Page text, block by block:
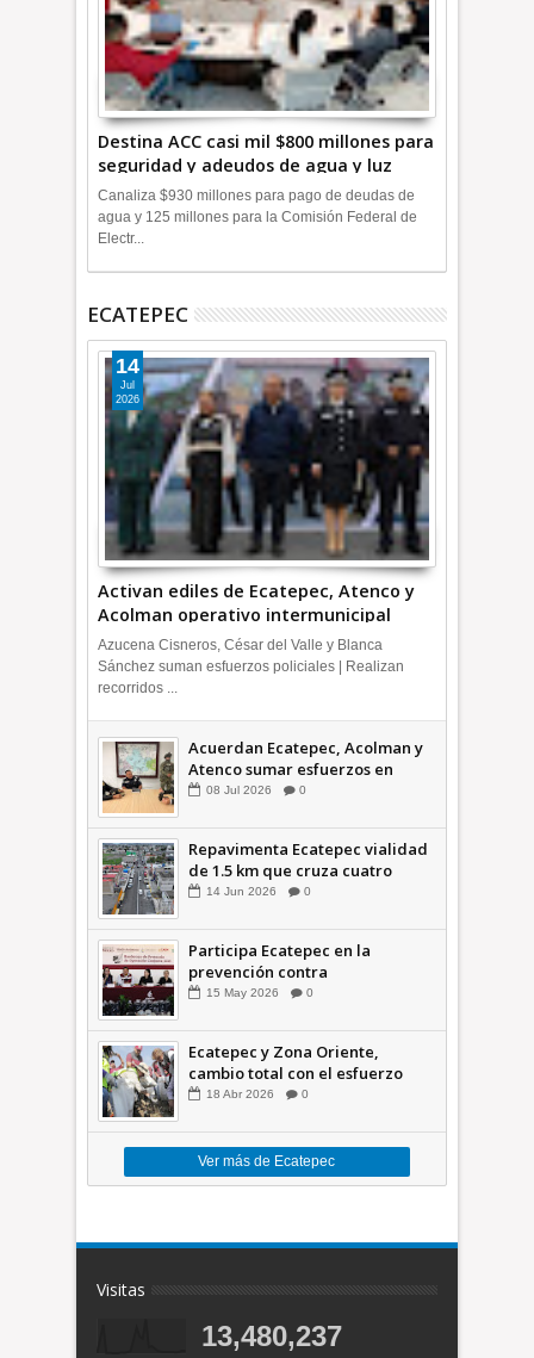
Destina ACC casi mil $800 millones para
seguridad y adeudos de agua y luz
+Video
Canaliza $930 millones para pago de deudas de
agua y 125 millones para la Comisión Federal de
Electr...
ECATEPEC
Activan ediles de Ecatepec, Atenco y
Acolman operativo intermunicipal
14
Jul
2026
Azucena Cisneros, César del Valle y Blanca
Sánchez suman esfuerzos policiales | Realizan
recorridos ...
Acuerdan Ecatepec, Acolman y
Atenco sumar esfuerzos en
seguridad
08 Jul 2026 0
Repavimenta Ecatepec vialidad
de 1.5 km que cruza cuatro
comunidades +Video
14 Jun 2026 0
Participa Ecatepec en la
prevención contra
inundaciones en el Valle de
15 May 2026 0
Ecatepec y Zona Oriente,
cambio total con el esfuerzo
conjunto: Azucena; retiran 21
18 Abr 2026 0
Ver más de Ecatepec
Visitas
13,480,237